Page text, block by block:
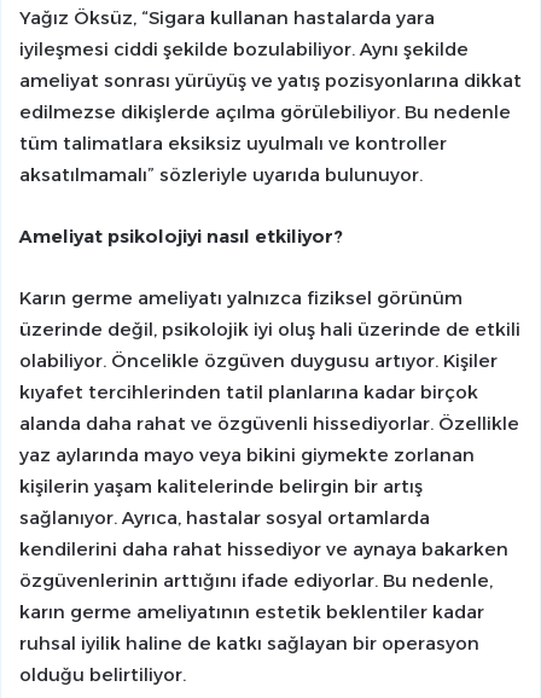
Yağız Öksüz, “Sigara kullanan hastalarda yara
iyileşmesi ciddi şekilde bozulabiliyor. Aynı şekilde
ameliyat sonrası yürüyüş ve yatış pozisyonlarına dikkat
edilmezse dikişlerde açılma görülebiliyor. Bu nedenle
tüm talimatlara eksiksiz uyulmalı ve kontroller
aksatılmamalı” sözleriyle uyarıda bulunuyor.
Ameliyat psikolojiyi nasıl etkiliyor?
Karın germe ameliyatı yalnızca fiziksel görünüm
üzerinde değil, psikolojik iyi oluş hali üzerinde de etkili
olabiliyor. Öncelikle özgüven duygusu artıyor. Kişiler
kıyafet tercihlerinden tatil planlarına kadar birçok
alanda daha rahat ve özgüvenli hissediyorlar. Özellikle
yaz aylarında mayo veya bikini giymekte zorlanan
kişilerin yaşam kalitelerinde belirgin bir artış
sağlanıyor. Ayrıca, hastalar sosyal ortamlarda
kendilerini daha rahat hissediyor ve aynaya bakarken
özgüvenlerinin arttığını ifade ediyorlar. Bu nedenle,
karın germe ameliyatının estetik beklentiler kadar
ruhsal iyilik haline de katkı sağlayan bir operasyon
olduğu belirtiliyor.